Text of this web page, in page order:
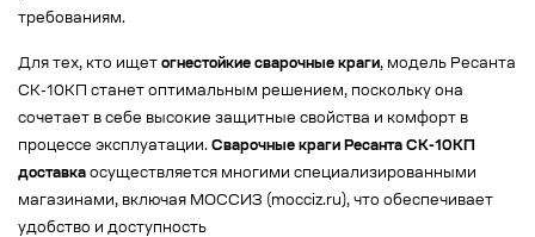
требованиям.
Для тех, кто ищет огнестойкие сварочные краги, модель Ресанта
СК-10КП станет оптимальным решением, поскольку она
сочетает в себе высокие защитные свойства и комфорт в
процессе эксплуатации. Сварочные краги Ресанта СК-10КП
доставка осуществляется многими специализированными
магазинами, включая МОССИЗ (mocciz.ru), что обеспечивает
удобство и доступность